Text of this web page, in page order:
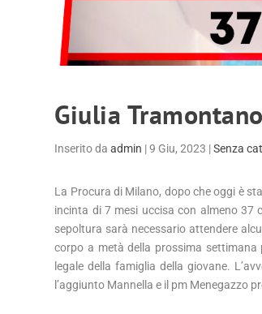
Giulia
Inserito daadmin |9 Giu, 2023 |Senza
La Procura di Milano, dopo che oggi è
incinta di 7 mesi uccisa con almeno 37
sepoltura sarà necessario attendere
corpo a metà della prossima settimana
legale della famiglia della giovane.
l’aggiunto Mannella e il pm Menegazzo